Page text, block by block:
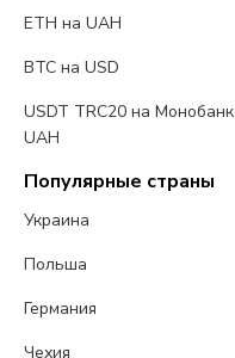
ETH на UAH
BTC на USD
USDT TRC20 на Монобанк
UAH
Популярные страны
Украина
Польша
Германия
Чехия